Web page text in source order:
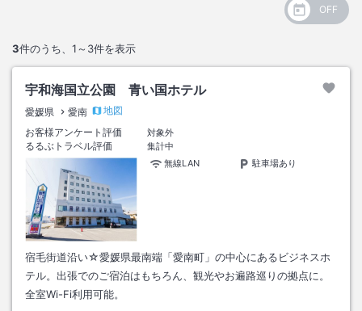
3件のうち、 1～3件を表示
宇和海国立公園 青い国ホテル
愛媛県 愛南
地図
お客様アンケート評価
対象外
るるぶトラベル評価
集計中
無線LAN
駐車場あり
宿毛街道沿い☆愛媛県最南端「愛南町」の中心にあるビジネスホ
テル。出張でのご宿泊はもちろん、観光やお遍路巡りの拠点に。
全室Wi-Fi利用可能。